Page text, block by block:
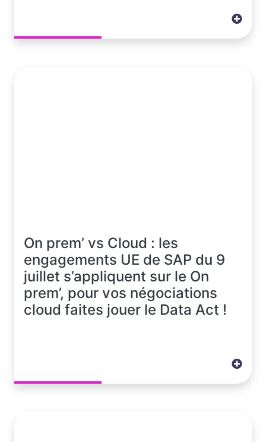
On prem’ vs Cloud : les
engagements UE de SAP du 9
juillet s’appliquent sur le On
prem’, pour vos négociations
cloud faites jouer le Data Act !